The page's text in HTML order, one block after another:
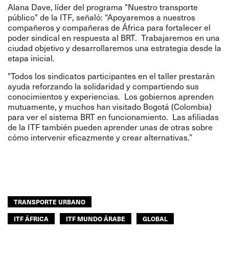
Alana Dave, líder del programa "Nuestro transporte
público" de la ITF, señaló: “Apoyaremos a nuestros
compañeros y compañeras de África para fortalecer el
poder sindical en respuesta al BRT. Trabajaremos en una
ciudad objetivo y desarrollaremos una estrategia desde la
etapa inicial.
"Todos los sindicatos participantes en el taller prestarán
ayuda reforzando la solidaridad y compartiendo sus
conocimientos y experiencias. Los gobiernos aprenden
mutuamente, y muchos han visitado Bogotá (Colombia)
para ver el sistema BRT en funcionamiento. Las afiliadas
de la ITF también pueden aprender unas de otras sobre
cómo intervenir eficazmente y crear alternativas.”
TRANSPORTE URBANO
ITF ÁFRICA
ITF MUNDO ÁRABE GLOBAL